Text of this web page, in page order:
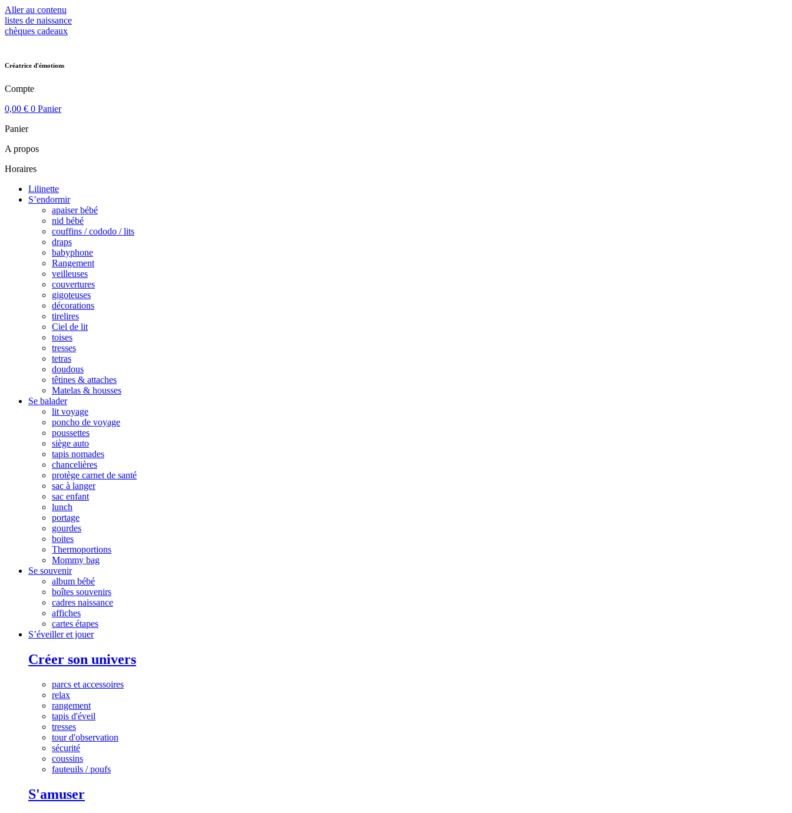
Aller au contenu
listes de naissance
chèques cadeaux
Créatrice d'émotions
Compte
0,00 € 0 Panier
Panier
A propos
Horaires
Lilinette
S’endormir
apaiser bébé
nid bébé
couffins / cododo / lits
draps
babyphone
Rangement
veilleuses
couvertures
gigoteuses
décorations
tirelires
Ciel de lit
toises
tresses
tetras
doudous
têtines & attaches
Matelas & housses
Se balader
lit voyage
poncho de voyage
poussettes
siège auto
tapis nomades
chancelières
protège carnet de santé
sac à langer
sac enfant
lunch
portage
gourdes
boites
Thermoportions
Mommy bag
Se souvenir
album bébé
boîtes souvenirs
cadres naissance
affiches
cartes étapes
S’éveiller et jouer
Créer son univers
parcs et accessoires
relax
rangement
tapis d'éveil
tresses
tour d'observation
sécurité
coussins
fauteuils / poufs
S'amuser